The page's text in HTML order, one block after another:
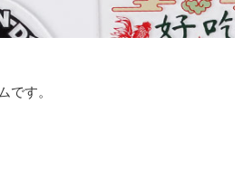
です。